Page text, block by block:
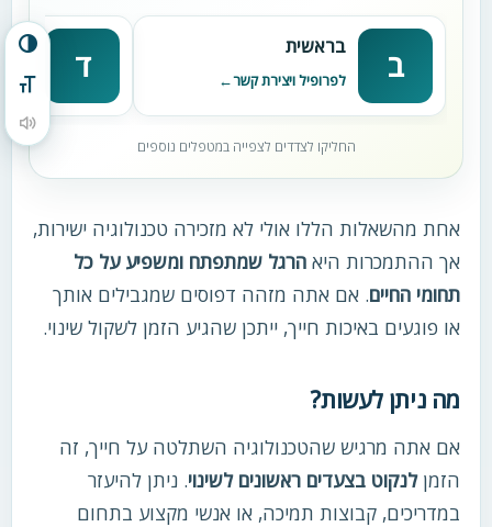
הפעל/כבה ניגודיות גבוהה
מתג גודל גופן
הקראת תוכן העמוד
ב בראשית
לפרופיל ויצירת קשר ד
החליקו לצדדים לצפייה במטפלים נוספים
אחת מהשאלות הללו אולי לא מזכירה טכנולוגיה ישירות,
אך ההתמכרות היא הרגל שמתפתח ומשפיע על כל
תחומי החיים. אם אתה מזהה דפוסים שמגבילים אותך
או פוגעים באיכות חייך, ייתכן שהגיע הזמן לשקול שינוי.
מה ניתן לעשות?
אם אתה מרגיש שהטכנולוגיה השתלטה על חייך, זה
הזמןלנקוט בצעדים ראשונים לשינוי. ניתן להיעזר
במדריכים, קבוצות תמיכה, או אנשי מקצוע בתחום